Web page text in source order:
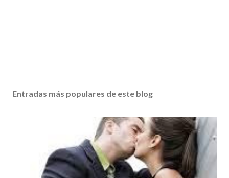
Entradas más populares de este blog